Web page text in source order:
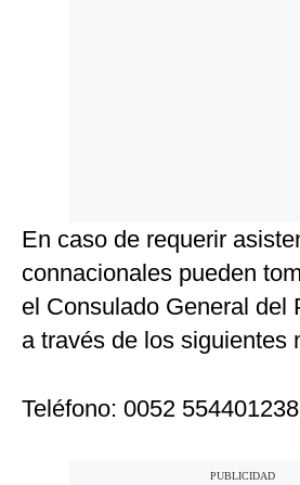
En caso de requerir
connacionales pueden
el Consulado General del
a través de los siguientes
Teléfono: 0052